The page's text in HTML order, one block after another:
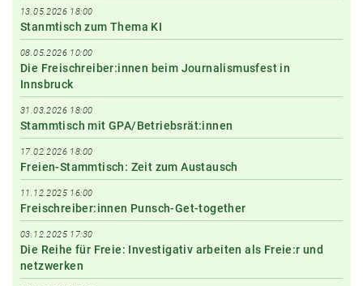
13.05.2026 18:00
Stanmtisch zum Thema KI
08.05.2026 10:00
Die Freischreiber:innen beim Journalismusfest in
Innsbruck
31.03.2026 18:00
Stammtisch mit GPA/Betriebsrät:innen
17.02.2026 18:00
Freien-Stammtisch: Zeit zum Austausch
11.12.2025 16:00
Freischreiber:innen Punsch-Get-together
03.12.2025 17:30
Die Reihe für Freie: Investigativ arbeiten als Freie:r und
netzwerken